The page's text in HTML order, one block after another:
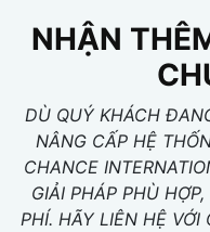
NHẬN
DÙ QUÝ KHÁCH
NÂNG CẤP HỆ
CHANCE
GIẢI PHÁP PHÙ
PHÍ. HÃY LIÊN HỆ